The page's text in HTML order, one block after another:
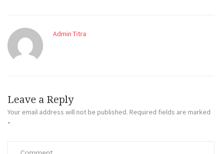
Admin Titra
Leave a Reply
Your email address will not be published. Required fields are marked
*